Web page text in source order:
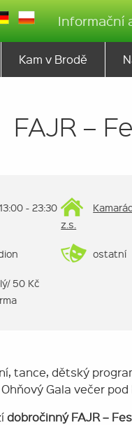
Informační
Kam v Brodě
FAJR –
- 23:30
z.s.
ostatní
50 Kč
tance, dětský
Gala večer
dobročinný FAJR –